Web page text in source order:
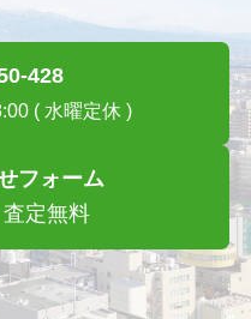
428
( 水曜定休 )
フォーム
定無料